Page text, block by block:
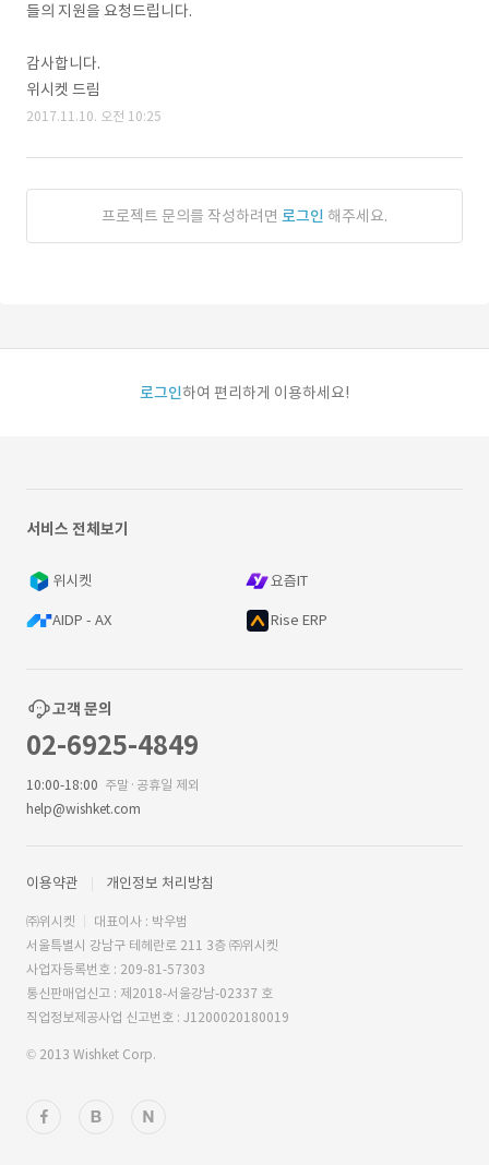
들의 지원을 요청드립니다.
감사합니다.
위시켓 드림
2017.11.10. 오전 10:25
프로젝트 문의를 작성하려면 로그인 해주세요.
로그인하여 편리하게 이용하세요!
서비스 전체보기
위시켓 요즘IT
AIDP - AX Rise ERP
고객 문의
02-6925-4849
10:00-18:00 주말·공휴일 제외
help@wishket.com
이용약관 개인정보 처리방침
㈜위시켓
대표이사 : 박우범
서울특별시 강남구 테헤란로 211 3층 ㈜위시켓
사업자등록번호 : 209-81-57303
통신판매업신고 : 제2018-서울강남-02337 호
직업정보제공사업 신고번호 : J1200020180019
© 2013 Wishket Corp.